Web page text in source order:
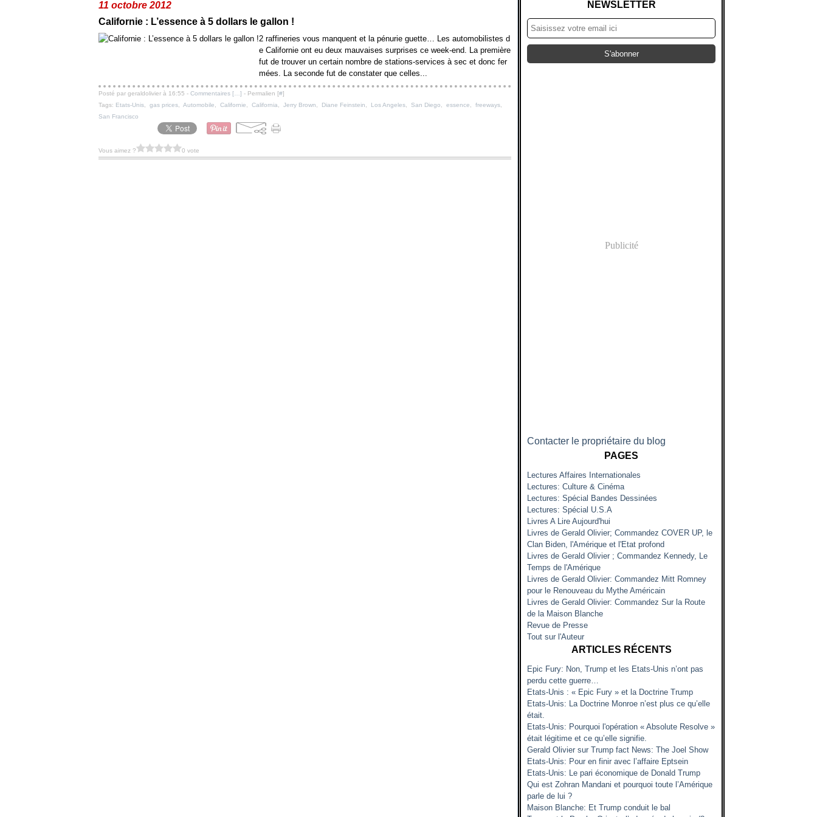
11 octobre 2012
Californie : L’essence à 5 dollars le gallon !
2 raffineries vous manquent et la pénurie guette… Les automobilistes d
e Californie ont eu deux mauvaises surprises ce week-end. La première
fut de trouver un certain nombre de stations-services à sec et donc fer
mées. La seconde fut de constater que celles...
Posté par geraldolivier à 16:55 - Commentaires [ ] - Permalien [#]
Tags: Etats-Unis gas prices Automobile Californie California Jerry Brown Diane Feinstein Los Angeles San Diego essence freeways
San Francisco
Vous aimez ? 0 vote
NEWSLETTER
Publicité
Contacter le propriétaire du blog
PAGES
Lectures Affaires Internationales
Lectures: Culture & Cinéma
Lectures: Spécial Bandes Dessinées
Lectures: Spécial U.S.A
Livres A Lire Aujourd'hui
Livres de Gerald Olivier; Commandez COVER UP, le
Clan Biden, l'Amérique et l'Etat profond
Livres de Gerald Olivier ; Commandez Kennedy, Le
Temps de l'Amérique
Livres de Gerald Olivier: Commandez Mitt Romney
pour le Renouveau du Mythe Américain
Livres de Gerald Olivier: Commandez Sur la Route
de la Maison Blanche
Revue de Presse
Tout sur l'Auteur
ARTICLES RÉCENTS
Epic Fury: Non, Trump et les Etats-Unis n’ont pas
perdu cette guerre…
Etats-Unis : « Epic Fury » et la Doctrine Trump
Etats-Unis: La Doctrine Monroe n’est plus ce qu’elle
était.
Etats-Unis: Pourquoi l'opération « Absolute Resolve »
était légitime et ce qu’elle signifie.
Gerald Olivier sur Trump fact News: The Joel Show
Etats-Unis: Pour en finir avec l’affaire Eptsein
Etats-Unis: Le pari économique de Donald Trump
Qui est Zohran Mandani et pourquoi toute l’Amérique
parle de lui ?
Maison Blanche: Et Trump conduit le bal